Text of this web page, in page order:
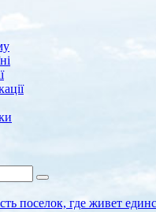
поселок, где живет